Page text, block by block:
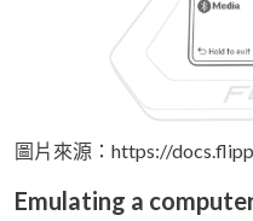
圖片來源：https://
Emulating a